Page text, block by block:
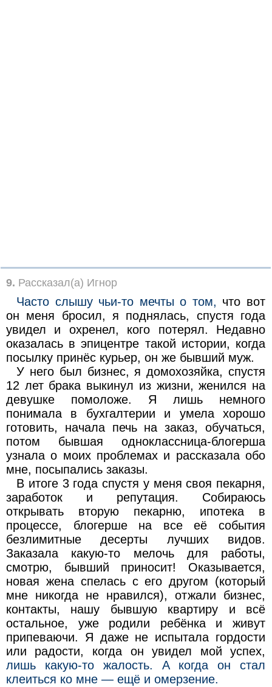
9. Рассказал(а) Игнор
Часто слышу чьи-то мечты о том, что вот
он меня бросил, я поднялась, спустя года
увидел и охренел, кого потерял. Недавно
оказалась в эпицентре такой истории, когда
посылку принёс курьер, он же бывший муж.
У него был бизнес, я домохозяйка, спустя
12 лет брака выкинул из жизни, женился на
девушке помоложе. Я лишь немного
понимала в бухгалтерии и умела хорошо
готовить, начала печь на заказ, обучаться,
потом бывшая одноклассница-блогерша
узнала о моих проблемах и рассказала обо
мне, посыпались заказы.
В итоге 3 года спустя у меня своя пекарня,
заработок и репутация. Собираюсь
открывать вторую пекарню, ипотека в
процессе, блогерше на все её события
безлимитные десерты лучших видов.
Заказала какую-то мелочь для работы,
смотрю, бывший приносит! Оказывается,
новая жена спелась с его другом (который
мне никогда не нравился), отжали бизнес,
контакты, нашу бывшую квартиру и всё
остальное, уже родили ребёнка и живут
припеваючи. Я даже не испытала гордости
или радости, когда он увидел мой успех,
лишь какую-то жалость. А когда он стал
клеиться ко мне — ещё и омерзение.